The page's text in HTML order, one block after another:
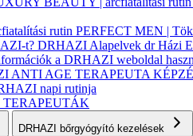
rutin PERFECT MEN |
t? DRHAZI Alapelvek dr Házi
a DRHAZI weboldal
ANTI AGE TERAPEUTA
napi rutinja
DRHAZI bőrgyógyító kezelések